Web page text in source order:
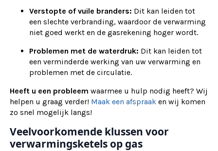
Verstopte of vuile branders: Dit kan leiden tot
een slechte verbranding, waardoor de verwarming
niet goed werkt en de gasrekening hoger wordt.
Problemen met de waterdruk: Dit kan leiden tot
een verminderde werking van uw verwarming en
problemen met de circulatie.
Heeft u een probleem waarmee u hulp nodig heeft? Wij
helpen u graag verder! Maak een afspraak en wij komen
zo snel mogelijk langs!
Veelvoorkomende klussen voor
verwarmingsketels op gas